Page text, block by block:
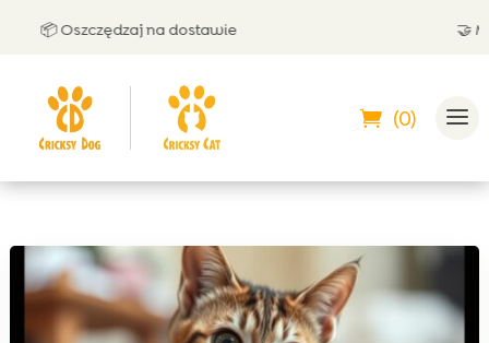
📦 Oszczędzaj na dostawie 🤝
(0)